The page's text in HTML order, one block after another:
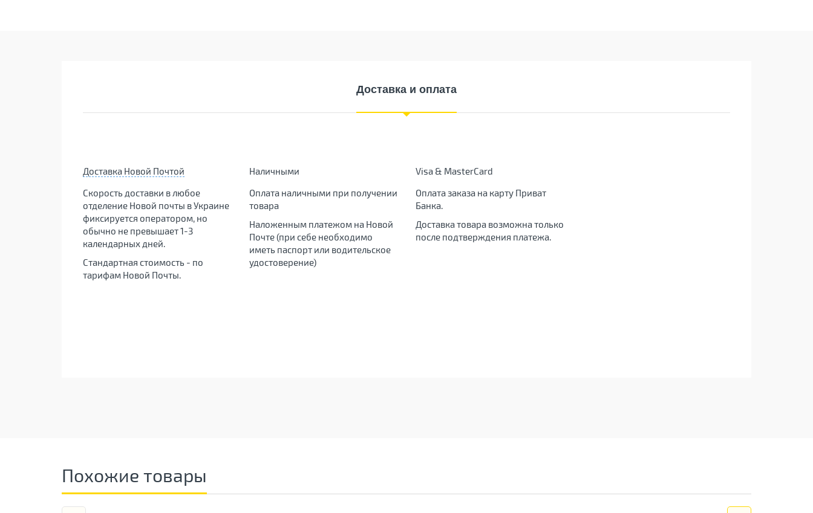
Доставка и оплата
Доставка Новой Почтой
Скорость доставки в любое
отделение Новой почты в Украине
фиксируется оператором, но
обычно не превышает 1-3
календарных дней.
Стандартная стоимость - по
тарифам Новой Почты.
Наличными
Оплата наличными при получении
товара
Наложенным платежом на Новой
Почте (при себе необходимо
иметь паспорт или водительское
удостоверение)
Visa & MasterCard
Оплата заказа на карту Приват
Банка.
Доставка товара возможна только
после подтверждения платежа.
Похожие товары